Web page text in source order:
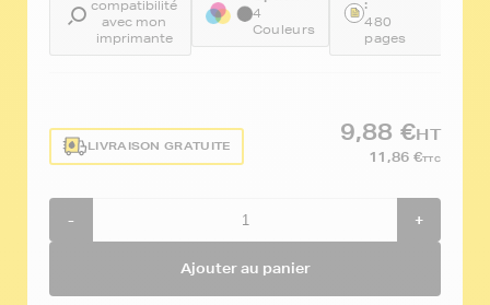
compatibilité
avec mon
imprimante
4
Couleurs
:
480
pages
LIVRAISON GRATUITE
9,88 €HT
11,86 €TTC
- +
Ajouter au panier